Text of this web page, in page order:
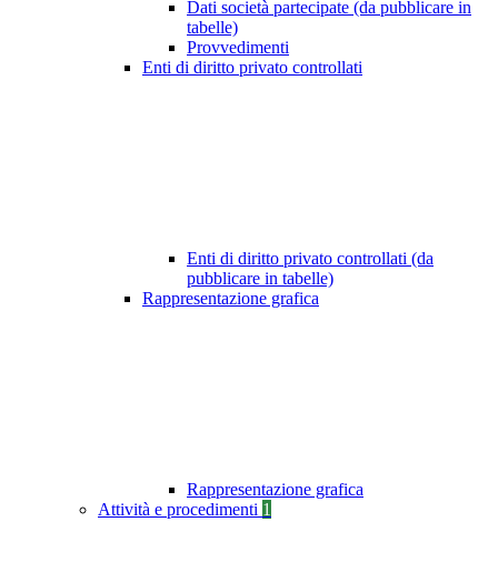
Dati società partecipate (da pubblicare in
tabelle)
Provvedimenti
Enti di diritto privato controllati
Enti di diritto privato controllati (da
pubblicare in tabelle)
Rappresentazione grafica
Rappresentazione grafica
Attività e procedimenti 1